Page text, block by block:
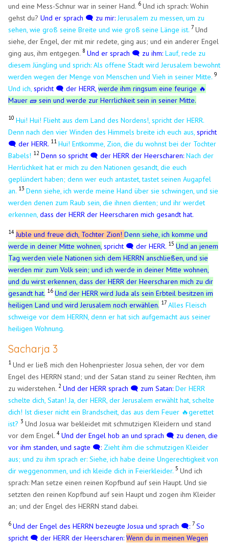
und eine Mess-Schnur war in seiner Hand. 6 Und ich sprach: Wohin
gehst du?Und er sprach 🗨️ zu mir: Jerusalem zu messen, um zu
sehen, wie groß seine Breite und wie groß seine Länge ist. 7 Und
siehe, der Engel, der mit mir redete, ging aus; und ein anderer Engel
ging aus, ihm entgegen. 8 Und er sprach 🗨️ zu ihm: Lauf, rede zu
diesem Jüngling und sprich: Als offene Stadt wird Jerusalem bewohnt
werden wegen der Menge von Menschen und Vieh in seiner Mitte.9
Und ich, spricht 🗨️ der HERR, werde ihm ringsum eine feurige 🔥
Mauer 🧱 sein und werde zur Herrlichkeit sein in seiner Mitte.
10 Hui! Hui! Flieht aus dem Land des Nordens!, spricht der HERR.
Denn nach den vier Winden des Himmels breite ich euch aus,spricht
🗨️ der HERR. 11 Hui! Entkomme, Zion, die du wohnst bei der Tochter
Babels! 12 Denn so spricht 🗨️ der HERR der Heerscharen: Nach der
Herrlichkeit hat er mich zu den Nationen gesandt, die euch
geplündert haben; denn wer euch antastet, tastet seinen Augapfel
an. 13 Denn siehe, ich werde meine Hand über sie schwingen, und sie
werden denen zum Raub sein, die ihnen dienten; und ihr werdet
erkennen,dass der HERR der Heerscharen mich gesandt hat.
14 Juble und freue dich, Tochter Zion!Denn siehe, ich komme und
werde in deiner Mitte wohnen, spricht 🗨️ der HERR. 15 Und an jenem
Tag werden viele Nationen sich dem HERRN anschließen, und sie
werden mir zum Volk sein; und ich werde in deiner Mitte wohnen,
und du wirst erkennen, dass der HERR der Heerscharen mich zu dir
gesandt hat. 16 Und der HERR wird Juda als sein Erbteil besitzen im
heiligen Land und wird Jerusalem noch erwählen. 17 Alles Fleisch
schweige vor dem HERRN, denn er hat sich aufgemacht aus seiner
heiligen Wohnung.
Sacharja 3
1 Und er ließ mich den Hohenpriester Josua sehen, der vor dem
Engel des HERRN stand; und der Satan stand zu seiner Rechten, ihm
zu widerstehen. 2 Und der HERR sprach 🗨️ zum Satan: Der HERR
schelte dich, Satan! Ja, der HERR, der Jerusalem erwählt hat, schelte
dich! Ist dieser nicht ein Brandscheit, das aus dem Feuer 🔥gerettet
ist?3 Und Josua war bekleidet mit schmutzigen Kleidern und stand
vor dem Engel.4 Und der Engel hob an und sprach 🗨️ zu denen, die
vor ihm standen, und sagte 🗨️: Zieht ihm die schmutzigen Kleider
aus; und zu ihm sprach er: Siehe, ich habe deine Ungerechtigkeit von
dir weggenommen, und ich kleide dich in Feierkleider.5 Und ich
sprach: Man setze einen reinen Kopfbund auf sein Haupt. Und sie
setzten den reinen Kopfbund auf sein Haupt und zogen ihm Kleider
an; und der Engel des HERRN stand dabei.
6 Und der Engel des HERRN bezeugte Josua und sprach 🗨️: 7 So
spricht 🗨️ der HERR der Heerscharen: Wenn du in meinen Wegen